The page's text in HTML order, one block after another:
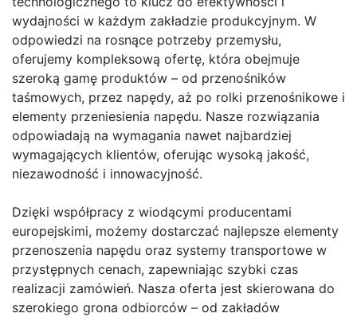
wydajności w każdym zakładzie produkcyjnym. W
odpowiedzi na rosnące potrzeby przemysłu,
oferujemy kompleksową ofertę, która obejmuje
szeroką gamę produktów – od przenośników
taśmowych, przez napędy, aż po rolki przenośnikowe i
elementy przeniesienia napędu. Nasze rozwiązania
odpowiadają na wymagania nawet najbardziej
wymagających klientów, oferując wysoką jakość,
niezawodność i innowacyjność.
Dzięki współpracy z wiodącymi producentami
europejskimi, możemy dostarczać najlepsze elementy
przenoszenia napędu oraz systemy transportowe w
przystępnych cenach, zapewniając szybki czas
realizacji zamówień. Nasza oferta jest skierowana do
szerokiego grona odbiorców – od zakładów